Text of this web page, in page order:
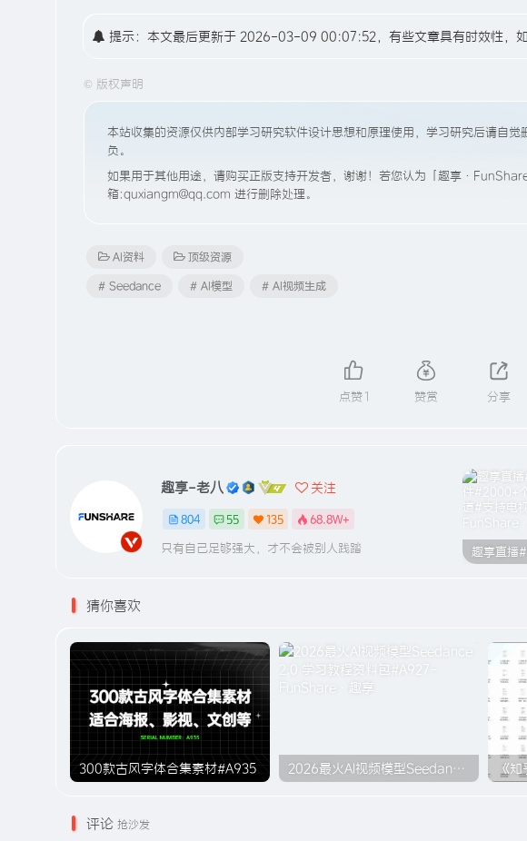
提示：本文最后更新于 2026-03-09 00:07:52，有些文章具有时效性，
© 版权声明
本站收集的资源仅供内部学习研究软件设计思想和原理使用，学习研究后请自
负。
如果用于其他用途，请购买正版支持开发者，谢谢！若您认为「趣享
箱:quxiangm@qq.com 进行删除处理。
AI资料 顶级资源
# Seedance # AI模型 # AI视频生成
点赞 1 赞赏 分享
趣享-老八 关注
804 55 135 68.8W+
只有自己足够强大，才不会被别人践踏
猜你喜欢
300款古风字体合集素材#A935 2026最火AI视频模型Seedance 2.0 学习教程资料包#A927
评论 抢沙发